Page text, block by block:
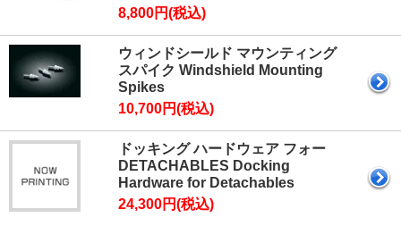
8,800円(税込)
ウィンドシールド マウンティング
スパイク Windshield Mounting
Spikes
10,700円(税込)
ドッキング ハードウェア フォー
DETACHABLES Docking
Hardware for Detachables
24,300円(税込)